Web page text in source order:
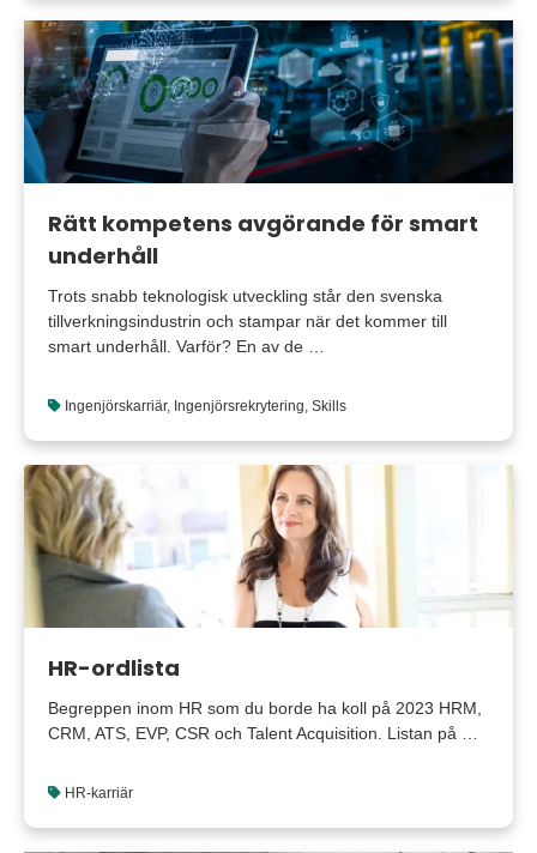
Rätt kompetens avgörande för smart
underhåll
Trots snabb teknologisk utveckling står den svenska
tillverkningsindustrin och stampar när det kommer till
smart underhåll. Varför? En av de …
Ingenjörskarriär, Ingenjörsrekrytering Skills
HR-ordlista
Begreppen inom HR som du borde ha koll på 2023 HRM,
CRM, ATS, EVP, CSR och Talent Acquisition. Listan på …
HR-karriär